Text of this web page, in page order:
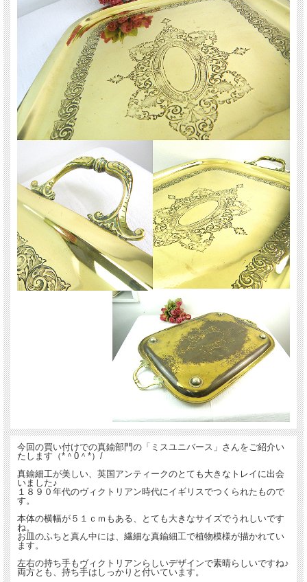
今回の買い付けでの真鍮部門の「ミスユニバース」さんをご紹介い
たします（*＾0＾*）/
真鍮細工が美しい、英国アンティークのとても大きなトレイに出会
いました♪
１８９０年代のヴィクトリアン時代にイギリスでつくられたもので
す。
本体の横幅が５１ｃｍもある、とても大きなサイズでうれしいです
ね。
お皿のふちと真ん中には、繊細な真鍮細工で植物模様が描かれてい
ます。
左右の持ち手もヴィクトリアンらしいデザインで素晴らしいですね♪
両方とも、持ち手はしっかりと付いています。